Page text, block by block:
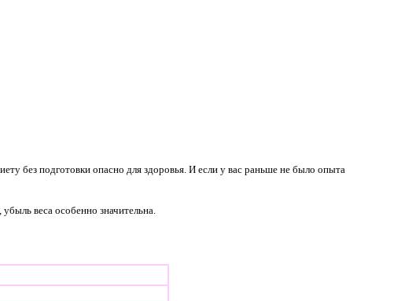
без подготовки опасно для здоровья. И если у вас раньше не было опыта
веса особенно значительна.